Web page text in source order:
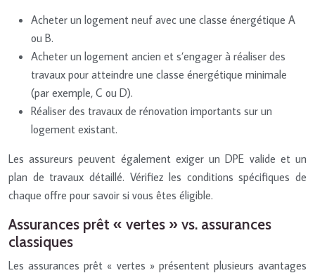
Acheter un logement neuf avec une classe énergétique A
ou B.
Acheter un logement ancien et s’engager à réaliser des
travaux pour atteindre une classe énergétique minimale
(par exemple, C ou D).
Réaliser des travaux de rénovation importants sur un
logement existant.
Les assureurs peuvent également exiger un DPE valide et un
plan de travaux détaillé. Vérifiez les conditions spécifiques de
chaque offre pour savoir si vous êtes éligible.
Assurances prêt « vertes » vs. assurances
classiques
Les assurances prêt « vertes » présentent plusieurs avantages